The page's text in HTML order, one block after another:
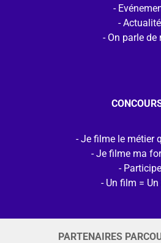
On parle de
Je filme le métier
Je filme ma
Un film = Un
PARTENAIRES